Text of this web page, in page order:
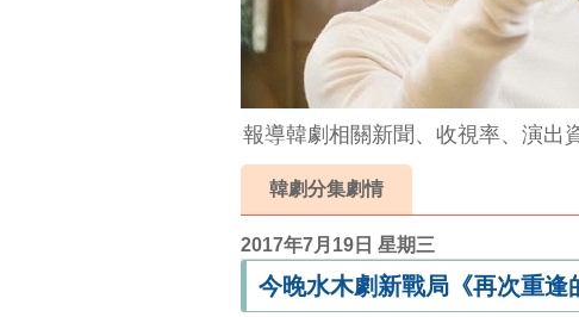
報導韓劇相關新聞、收視率、演出
韓劇分集劇情
2017年7月19日 星期三
今晚水木劇新戰局《再次重逢